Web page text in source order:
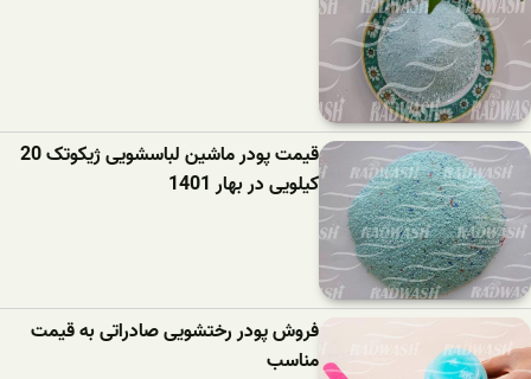
قیمت پودر ماشین لباسشویی ژیکوتک 20
کیلویی در بهار 1401
فروش پودر رختشویی صادراتی به قیمت
مناسب